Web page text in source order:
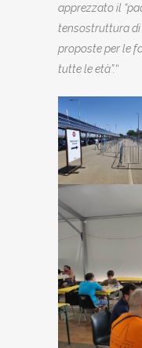
apprezzato il
tensostruttura di
proposte per le
tutte le età”.“